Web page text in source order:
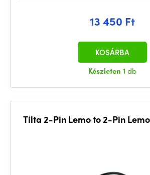
13 450 Ft
Készleten 1 db
KOSÁRBA
Tilta 2-Pin Lemo to 2-Pin